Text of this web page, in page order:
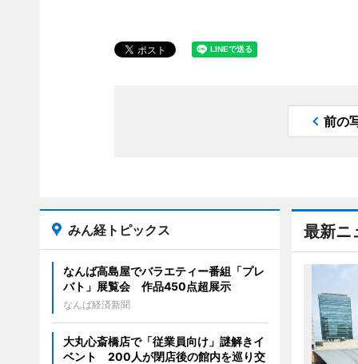
前の
最新ニ
みん経トピックス
なんば高島屋でバラエティー番組「プレ
バト」展覧会 作品450点超展示
なんば経済新聞
大丸心斎橋店で「従業員向け」謎解きイ
ベント 200人が閉店後の館内を巡り交